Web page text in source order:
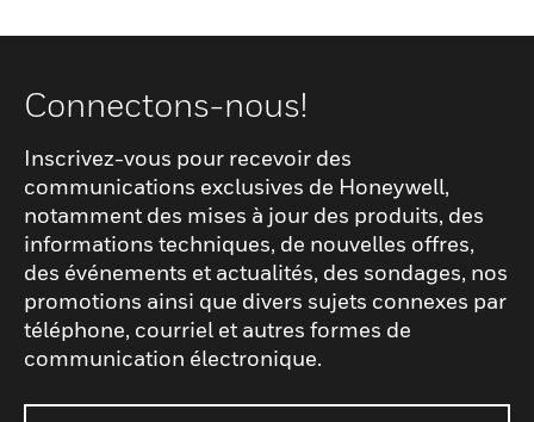
Connectons-nous!
Inscrivez-vous pour recevoir des
communications exclusives de Honeywell,
notamment des mises à jour des produits, des
informations techniques, de nouvelles offres,
des événements et actualités, des sondages, nos
promotions ainsi que divers sujets connexes par
téléphone, courriel et autres formes de
communication électronique.